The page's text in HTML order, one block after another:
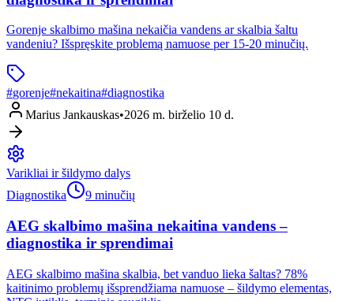
Gorenje skalbimo mašina nekaičia vandens ar skalbia šaltu
vandeniu? Išspręskite problemą namuose per 15-20 minučių.
#gorenje#nekaitina#diagnostika
Marius Jankauskas•2026 m. birželio 10 d.
Varikliai ir šildymo dalys
Diagnostika
9 minučių
AEG skalbimo mašina nekaitina vandens –
diagnostika ir sprendimai
AEG skalbimo mašina skalbia, bet vanduo lieka šaltas? 78%
kaitinimo problemų išsprendžiama namuose – šildymo elementas,